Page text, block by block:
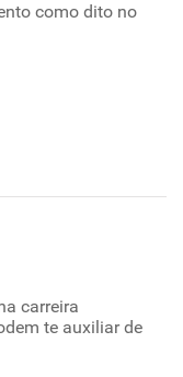
como dito no
carreira
te auxiliar de